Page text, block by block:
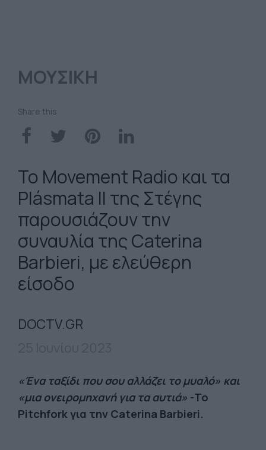
ΜΟΥΣΙΚΗ
Share this
Το Movement Radio και τα
Plásmata II της Στέγης
παρουσιάζουν την
συναυλία της Caterina
Barbieri, με ελεύθερη
είσοδο
DOCTV.GR
«Ένα ταξίδι που σου αλλάζει το μυαλό» και
«μια ονειρομηχανή για τα αυτιά» -Το
Pitchfork για την Caterina Barbieri.